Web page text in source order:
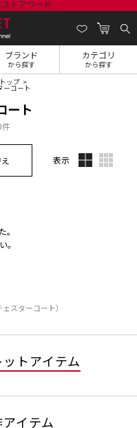
ブランド
から探す
カテゴリ
から探す
ップ
ーコート
ート
件
表示
。
ェスターコート）
トアイテム
イテム